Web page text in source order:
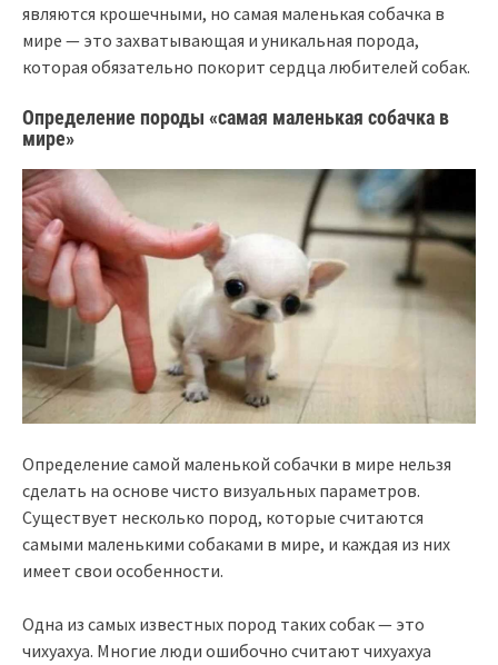
являются крошечными, но самая маленькая собачка в
мире — это захватывающая и уникальная порода,
которая обязательно покорит сердца любителей собак.
Определение породы «самая маленькая собачка в
мире»
Определение самой маленькой собачки в мире нельзя
сделать на основе чисто визуальных параметров.
Существует несколько пород, которые считаются
самыми маленькими собаками в мире, и каждая из них
имеет свои особенности.
Одна из самых известных пород таких собак — это
чихуахуа. Многие люди ошибочно считают чихуахуа